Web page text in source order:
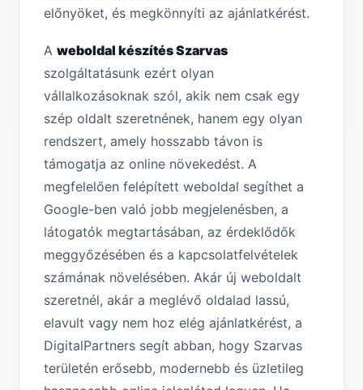
előnyöket, és megkönnyíti az ajánlatkérést.
A weboldal készítés Szarvas
szolgáltatásunk ezért olyan
vállalkozásoknak szól, akik nem csak egy
szép oldalt szeretnének, hanem egy olyan
rendszert, amely hosszabb távon is
támogatja az online növekedést. A
megfelelően felépített weboldal segíthet a
Google-ben való jobb megjelenésben, a
látogatók megtartásában, az érdeklődők
meggyőzésében és a kapcsolatfelvételek
számának növelésében. Akár új weboldalt
szeretnél, akár a meglévő oldalad lassú,
elavult vagy nem hoz elég ajánlatkérést, a
DigitalPartners segít abban, hogy Szarvas
területén erősebb, modernebb és üzletileg